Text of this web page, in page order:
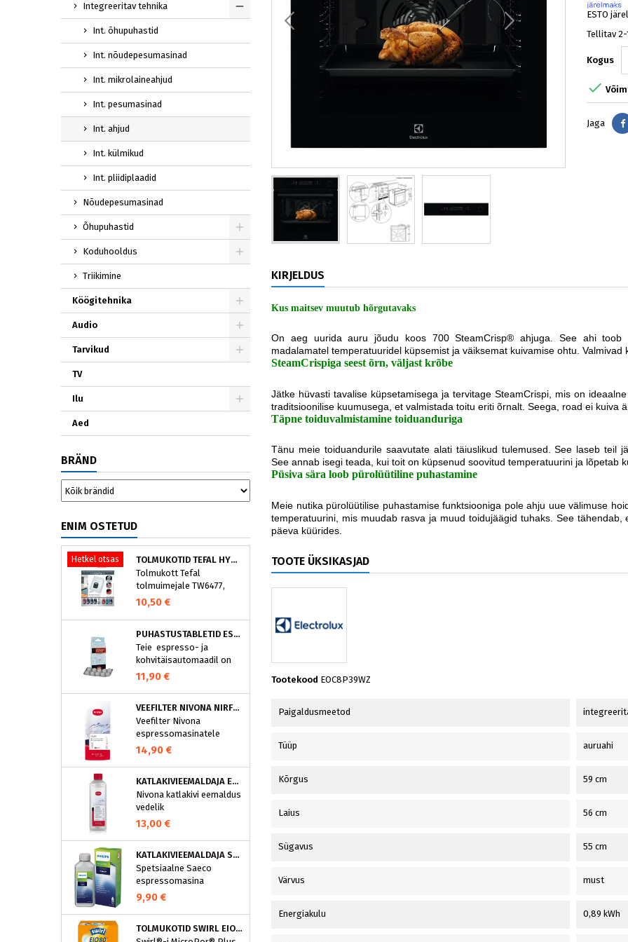
Integreeritav tehnika
Int. õhupuhastid
Int. nõudepesumasinad
Int. mikrolaineahjud
Int. pesumasinad
Int. ahjud
Int. külmikud
Int. pliidiplaadid
Nõudepesumasinad
Õhupuhastid
Koduhooldus
Triikimine
Köögitehnika
Audio
Tarvikud
TV
Ilu
Aed
BRÄND
ENIM OSTETUD
Hetkel otsas
TOLMUKOTID TEFAL HYGIENE+ ZR200540 (4 TK)
Tolmukott Tefal
tolmuimejale TW6477,
TW6886..
10,50 €
PUHASTUSTABLETID ESPRESSOMASINALE, NIVONA 390701200
Teie espresso- ja
kohvitäisautomaadil on
integreeritud
puhastusprogramm.
NIVONA puhastustabletid
on loodud spetsiaalselt
selle programmi jaoks ja
eraldavad mustuse nagu
nt kohvirasva
aparaati ja tagab täiusliku
aroomi.
11,90 €
VEEFILTER NIVONA NIRF701
Veefilter Nivona
espressomasinatele
14,90 €
KATLAKIVIEEMALDAJA ESPRESSOMASINATELE, NIVONA (500 ML)
Nivona katlakivi eemaldus
vedelik
espressomasinatele
13,00 €
KATLAKIVIEEMALDAJA SAECO ESPRESSOMASINATELE, PHILIPS CA6700/10
Spetsiaalne Saeco
espressomasina
katlakivieemaldi
Espressomasinast
eemaldamine on vajalik
9,90 €
TOLMUKOTID SWIRL EIO80MNEW
ESTO
Tellitav
Kogus

Jaga
KIRJELDUS
Kus maitsev muutub hõrgutavaks
On aeg uurida auru jõudu koos 700 SteamCrisp® ahjuga. See ahi toob
madalamatel temperatuuridel küpsemist ja väiksemat kuivamise ohtu.
SteamCrispiga seest õrn, väljast krõbe
Jätke hüvasti tavalise küpsetamisega ja tervitage SteamCrispi, mis on
traditsioonilise kuumusega, et valmistada toitu eriti õrnalt. Seega, road ei kuiva
Täpne toiduvalmistamine toiduanduriga
Tänu meie toiduandurile saavutate alati täiuslikud tulemused. See laseb teil
See annab isegi teada, kui toit on küpsenud soovitud temperatuurini ja lõpetab
Püsiva sära loob pürolüütiline puhastamine
Meie nutika pürolüütilise puhastamise funktsiooniga pole ahju uue välimuse
temperatuurini, mis muudab rasva ja muud toidujäägid tuhaks. See
päeva küürides.
TOOTE ÜKSIKASJAD
Tootekood EOC8P39WZ
Paigaldusmeetod
Tüüp auruahi
Kõrgus 59 cm
Laius 56 cm
Sügavus 55 cm
Värvus must
Energiakulu 0,89 kWh